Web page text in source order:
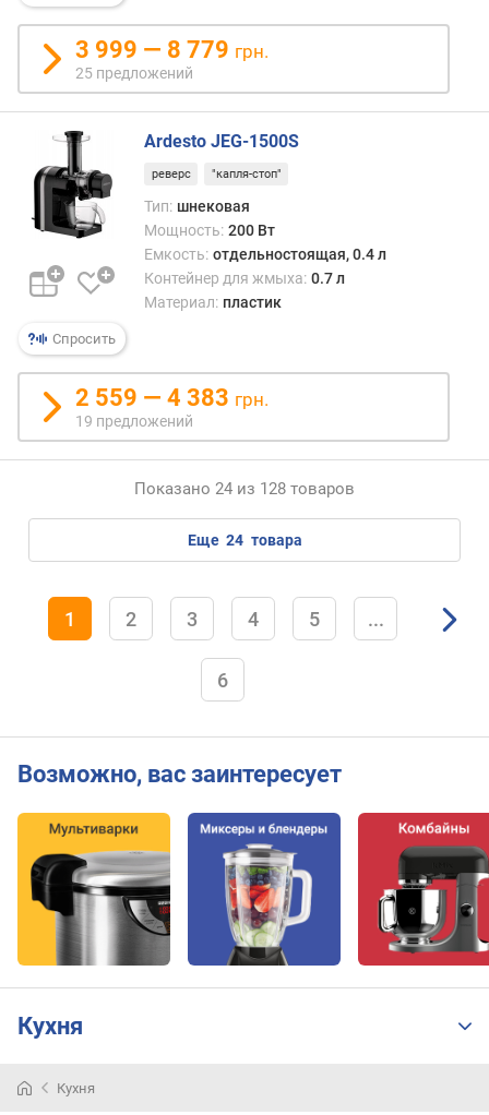
3 999 — 8 779 грн.
25 предложений
Спросить
Ardesto JEG-1500S
реверс "капля-стоп"
Тип: шнековая
Мощность: 200 Вт
Емкость: отдельностоящая, 0.4 л
Контейнер для жмыха: 0.7 л
Материал: пластик
2 559 — 4 383 грн.
19 предложений
Показано 24 из 128 товаров
еще 24 товара
1 2 3 4 5 ...
6
Возможно, вас заинтересует
Кухня
Со
Кухня